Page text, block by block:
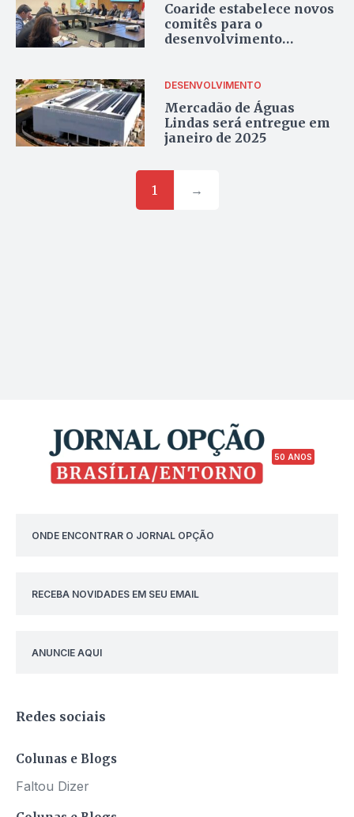
Coaride estabelece novos
comitês para o
desenvolvimento
Entorno
DESENVOLVIMENTO
Mercadão de Águas
Lindas será entregue em
janeiro de 2025
1 →
50 ANOS
ONDE ENCONTRAR O JORNAL OPÇÃO
RECEBA NOVIDADES EM SEU EMAIL
ANUNCIE AQUI
Redes sociais
Colunas e Blogs
Faltou Dizer